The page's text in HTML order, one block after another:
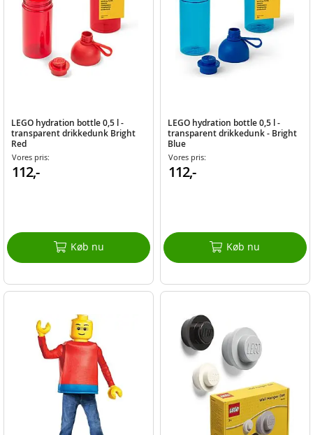
LEGO hydration bottle 0,5 l -
transparent drikkedunk Bright
Red
Vores pris:
112,-
Køb nu
LEGO hydration bottle 0,5 l -
transparent drikkedunk - Bright
Blue
Vores pris:
112,-
Køb nu